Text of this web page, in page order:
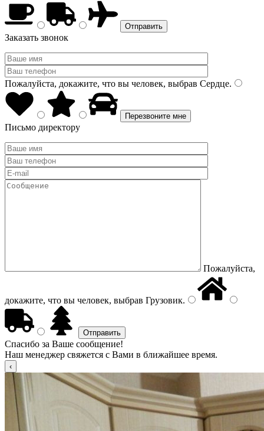
Заказать звонок
Пожалуйста, докажите, что вы человек, выбрав Сердце.
Письмо директору
Пожалуйста,
докажите, что вы человек, выбрав Грузовик.
Спасибо за Ваше сообщение!
Наш менеджер свяжется с Вами в ближайшее время.